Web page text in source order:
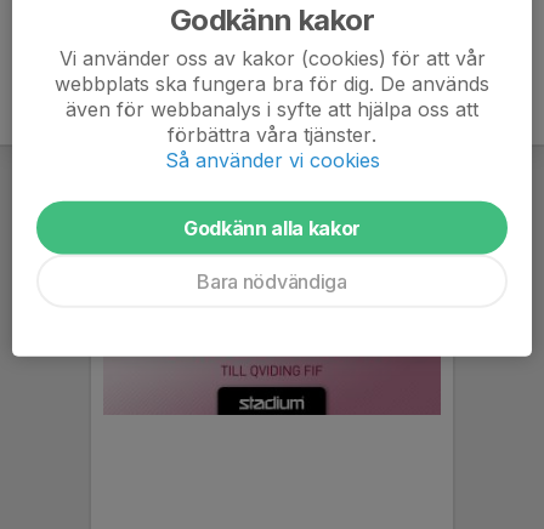
Godkänn kakor
Vi använder oss av kakor (cookies) för att vår
webbplats ska fungera bra för dig. De används
även för webbanalys i syfte att hjälpa oss att
förbättra våra tjänster.
Så använder vi cookies
Godkänn alla kakor
Bara nödvändiga